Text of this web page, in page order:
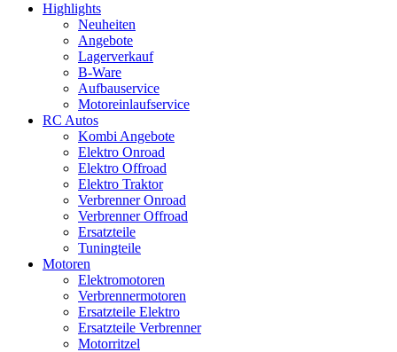
Highlights
Neuheiten
Angebote
Lagerverkauf
B-Ware
Aufbauservice
Motoreinlaufservice
RC Autos
Kombi Angebote
Elektro Onroad
Elektro Offroad
Elektro Traktor
Verbrenner Onroad
Verbrenner Offroad
Ersatzteile
Tuningteile
Motoren
Elektromotoren
Verbrennermotoren
Ersatzteile Elektro
Ersatzteile Verbrenner
Motorritzel